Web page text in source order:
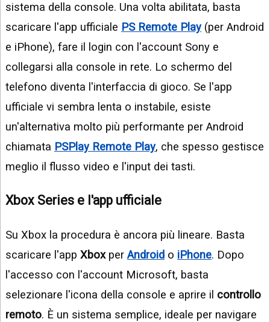
sistema della console. Una volta abilitata, basta
scaricare l'app ufficiale PS Remote Play(per Android
e iPhone), fare il login con l'account Sony e
collegarsi alla console in rete. Lo schermo del
telefono diventa l'interfaccia di gioco. Se l'app
ufficiale vi sembra lenta o instabile, esiste
un'alternativa molto più performante per Android
chiamata PSPlay Remote Play, che spesso gestisce
meglio il flusso video e l'input dei tasti.
Xbox Series e l'app ufficiale
Su Xbox la procedura è ancora più lineare. Basta
scaricare l'app XboxperAndroid o iPhone. Dopo
l'accesso con l'account Microsoft, basta
selezionare l'icona della console e aprire il controllo
remoto. È un sistema semplice, ideale per navigare